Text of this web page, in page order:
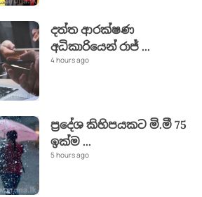
දත්ත ආරක්ෂණ
අධිකාරියෙන් රාජ්‍ ...
4 hours ago
ප්‍රදේශ කිහිපයකට මි.මී 75
ඉක්ම ...
5 hours ago